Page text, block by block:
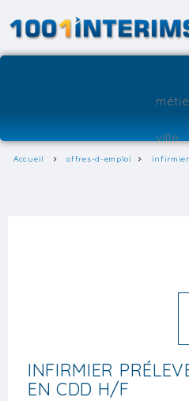
Accueil offres-d-emploi
INFIRMIER
EN CDD H/F